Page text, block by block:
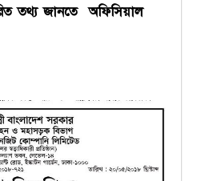
তথ্য জানতে অফিসিয়াল